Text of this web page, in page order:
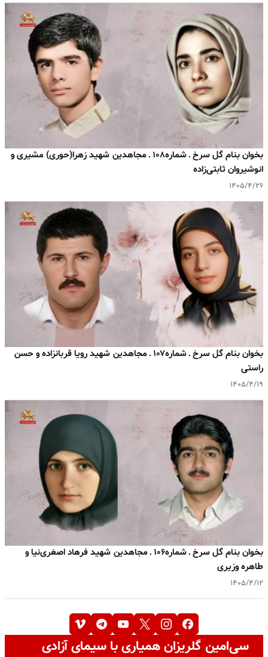
بخوان بنام گل سرخ ـ شماره۱۰۸ ـ مجاهدین شهید زهرا(حوری) مشیری و
انوشیروان ثابتی‌زاده
۱۴۰۵/۴/۲۶
بخوان بنام گل سرخ ـ شماره۱۰۷ ـ مجاهدین شهید رویا قربانزاده و حسن
راستی
۱۴۰۵/۴/۱۹
بخوان بنام گل سرخ ـ شماره۱۰۶ ـ مجاهدین شهید فرهاد اصغری‌نیا و
طاهره وزیری
۱۴۰۵/۴/۱۲
سی‌امین گلریزان همیاری با سیمای آزادی